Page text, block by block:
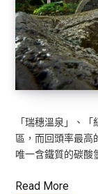
「瑞穗溫泉」、
區，而回頭率最高
唯一含鐵質的碳酸
Read More